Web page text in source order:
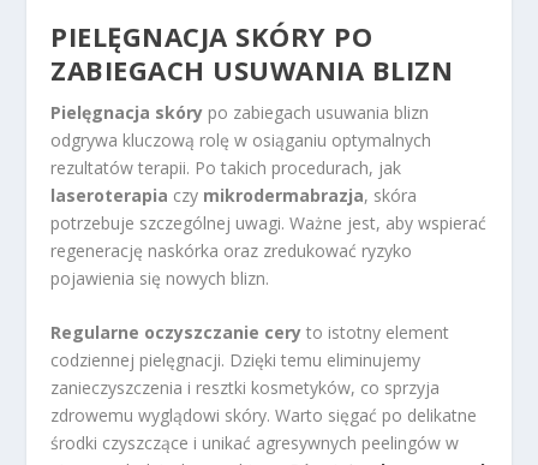
PIELĘGNACJA SKÓRY PO
ZABIEGACH USUWANIA BLIZN
Pielęgnacja skóry po zabiegach usuwania blizn
odgrywa kluczową rolę w osiąganiu optymalnych
rezultatów terapii. Po takich procedurach, jak
laseroterapia czy mikrodermabrazja, skóra
potrzebuje szczególnej uwagi. Ważne jest, aby wspierać
regenerację naskórka oraz zredukować ryzyko
pojawienia się nowych blizn.
Regularne oczyszczanie cery to istotny element
codziennej pielęgnacji. Dzięki temu eliminujemy
zanieczyszczenia i resztki kosmetyków, co sprzyja
zdrowemu wyglądowi skóry. Warto sięgać po delikatne
środki czyszczące i unikać agresywnych peelingów w